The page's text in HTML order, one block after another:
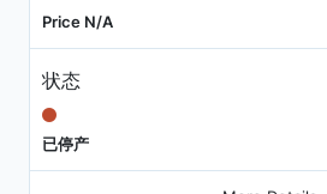
Price N/A
状态
已停产